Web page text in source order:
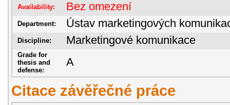
Availability: Bez omezení
Department: Ústav marketingových
Discipline: Marketingové komunikace
Grade for
thesis and
defense:
A
Citace závěřečné práce